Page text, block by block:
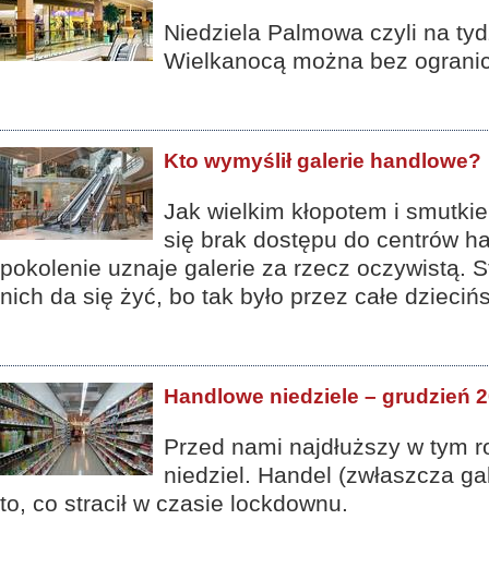
Niedziela Palmowa czyli na
Wielkanocą można bez
Kto wymyślił galerie handlowe?
Jak wielkim kłopotem i
się brak dostępu do centrów
pokolenie uznaje galerie za rzecz oczywistą.
nich da się żyć, bo tak było przez całe
Handlowe niedziele – grudzień
Przed nami najdłuższy w tym
niedziel. Handel (zwłaszcza
to, co stracił w czasie lockdownu.